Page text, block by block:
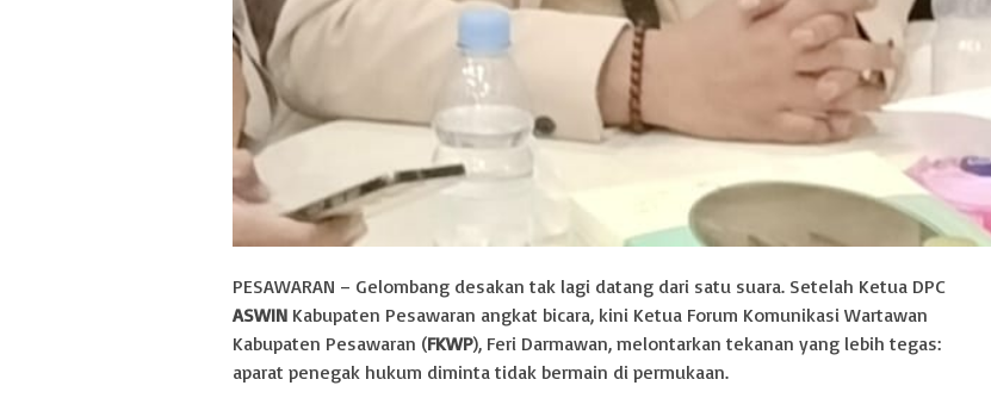
PESAWARAN – Gelombang desakan tak lagi datang dari satu suara. Setelah Ketua DPC
ASWIN Kabupaten Pesawaran angkat bicara, kini Ketua Forum Komunikasi Wartawan
Kabupaten Pesawaran (FKWP), Feri Darmawan, melontarkan tekanan yang lebih tegas:
aparat penegak hukum diminta tidak bermain di permukaan.